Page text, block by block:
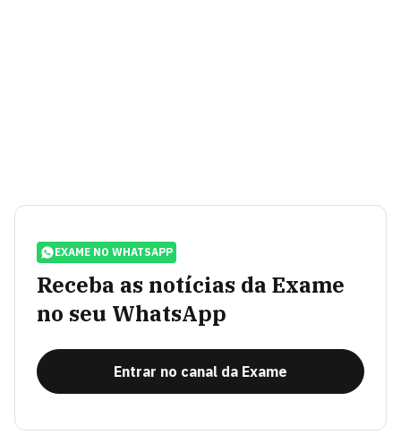
EXAME NO WHATSAPP
Receba as notícias da Exame
no seu WhatsApp
Entrar no canal da Exame